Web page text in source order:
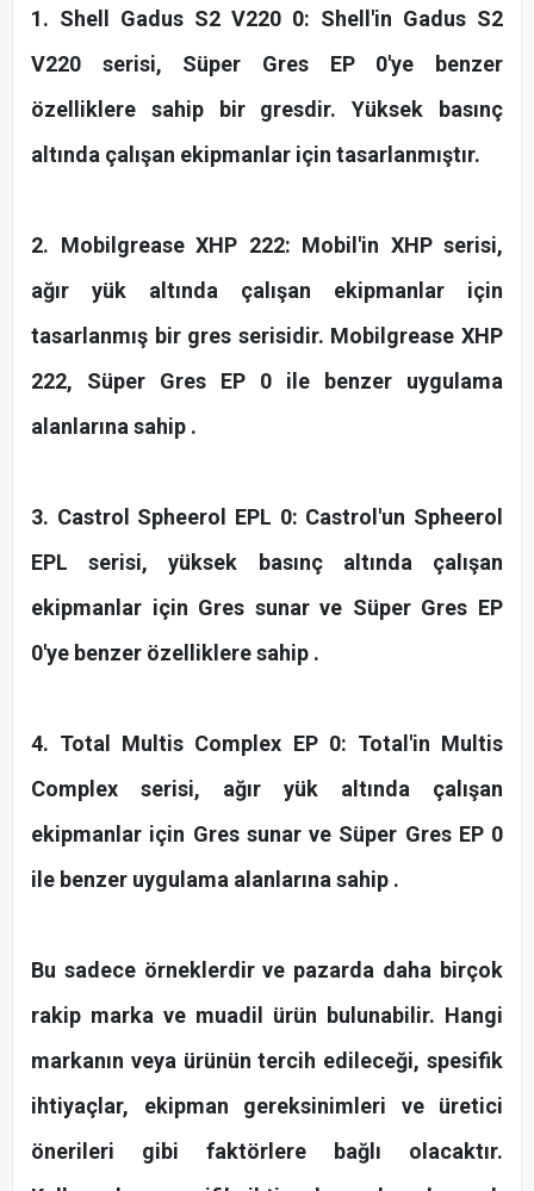
1. Shell Gadus S2 V220 0: Shell'in Gadus S2
V220 serisi, Süper Gres EP 0'ye benzer
özelliklere sahip bir gresdir. Yüksek basınç
altında çalışan ekipmanlar için tasarlanmıştır.
2. Mobilgrease XHP 222: Mobil'in XHP serisi,
ağır yük altında çalışan ekipmanlar için
tasarlanmış bir gres serisidir. Mobilgrease XHP
222, Süper Gres EP 0 ile benzer uygulama
alanlarına sahip .
3. Castrol Spheerol EPL 0: Castrol'un Spheerol
EPL serisi, yüksek basınç altında çalışan
ekipmanlar için Gres sunar ve Süper Gres EP
0'ye benzer özelliklere sahip .
4. Total Multis Complex EP 0: Total'in Multis
Complex serisi, ağır yük altında çalışan
ekipmanlar için Gres sunar ve Süper Gres EP 0
ile benzer uygulama alanlarına sahip .
Bu sadece örneklerdir ve pazarda daha birçok
rakip marka ve muadil ürün bulunabilir. Hangi
markanın veya ürünün tercih edileceği, spesifik
ihtiyaçlar, ekipman gereksinimleri ve üretici
önerileri gibi faktörlere bağlı olacaktır.